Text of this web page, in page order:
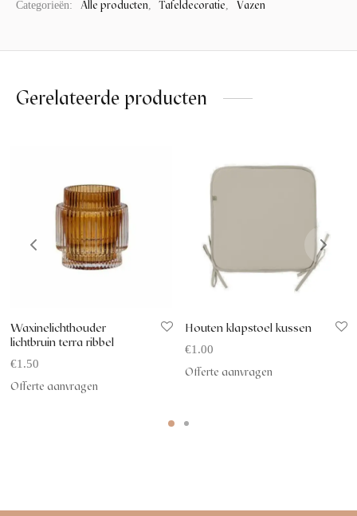
Categorieën: Alle producten Tafeldecoratie Vazen
Gerelateerde producten
Waxinelichthouder
lichtbruin terra ribbel
€1.50
Offerte aanvragen
Houten klapstoel kussen
€1.00
Offerte aanvragen